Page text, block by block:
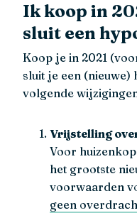
Ik koop in
sluit een
Koop je in 2021
sluit je een (nieuwe)
volgende
Vrijstelling
Voor
het grootste
voorwaarden
geen